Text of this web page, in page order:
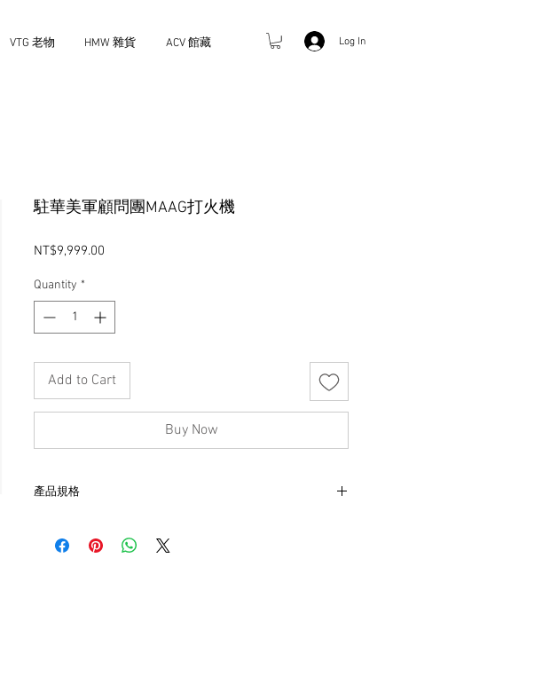
VTG 老物 HMW 雜貨 ACV 館藏 Log In
駐華美軍顧問團MAAG打火機
NT$9,999.00
Quantity *
Add to Cart
Buy Now
產品規格
- 尺寸為1.2cm x 3cm